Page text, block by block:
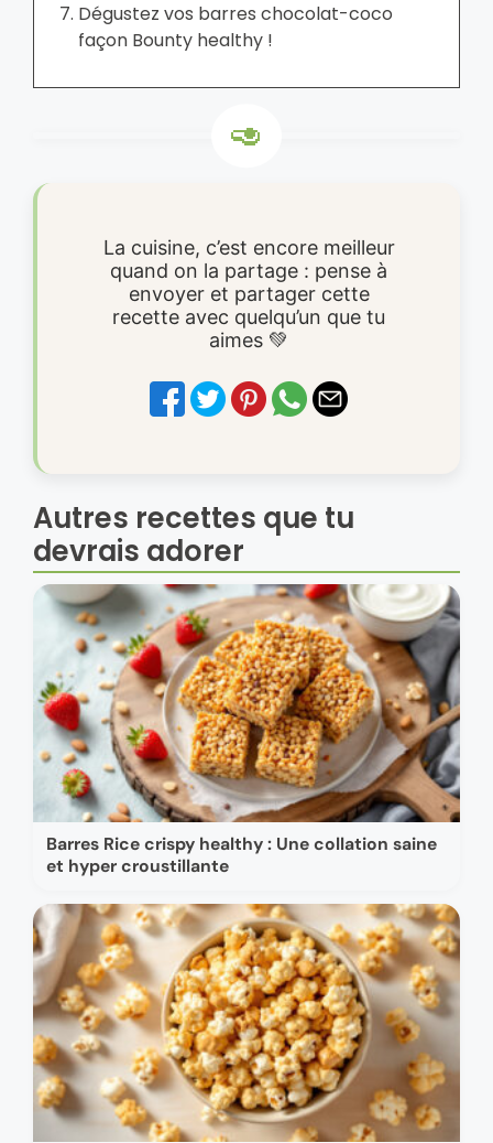
Dégustez vos barres chocolat-coco
façon Bounty healthy !
La cuisine, c’est encore meilleur
quand on la partage : pense à
envoyer et partager cette
recette avec quelqu’un que tu
aimes 💚
Autres recettes que tu
devrais adorer
Barres Rice crispy healthy : Une collation saine
et hyper croustillante